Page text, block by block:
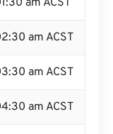
am ACST
am ACST
am ACST
am ACST